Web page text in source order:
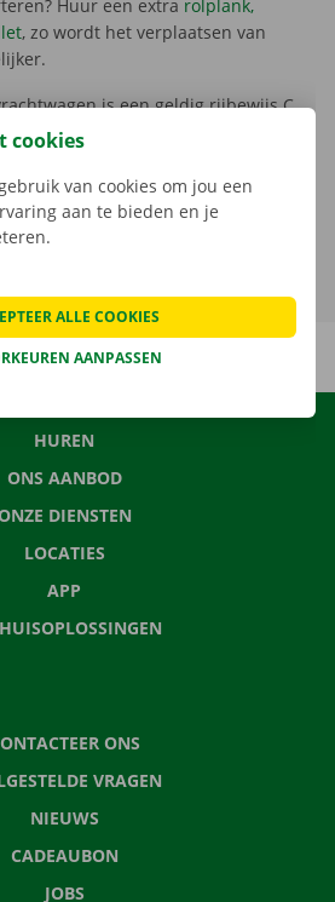
Huur een extra rolplank,
, zo wordt het verplaatsen van
is een geldig rijbewijs C
over het rijgeschiktheidsattest, de
de kilometerheffing voor
reglementering lading en
.
HUREN
ONS AANBOD
DIENSTEN
LOCATIES
APP
ONS
VRAGEN
NIEUWS
CADEAUBON
JOBS
cookies
van cookies om jou een
aan te bieden en je
AANPASSEN
ALLE COOKIES